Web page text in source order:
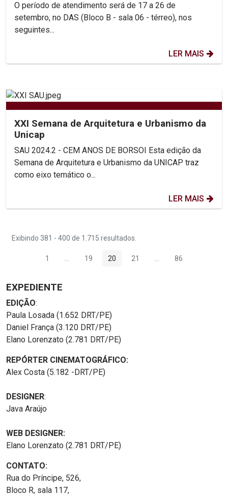
O período de atendimento será de 17 a 26 de
setembro, no DAS (Bloco B - sala 06 - térreo), nos
seguintes...
LER MAIS
XXI Semana de Arquitetura e Urbanismo da
Unicap
SAU 2024.2 - CEM ANOS DE BORSOI Esta edição da
Semana de Arquitetura e Urbanismo da UNICAP traz
como eixo temático o...
LER MAIS
Exibindo 381 - 400 de 1.715 resultados.
Página
1 Páginas intermediárias Usar ABA para navegar.
Página
19 Página
20 Página
21 PáginasPágina
86
EXPEDIENTE
EDIÇÃO:
Paula Losada (1.652 DRT/PE)
Daniel França (3.120 DRT/PE)
Elano Lorenzato (2.781 DRT/PE)
REPÓRTER CINEMATOGRÁFICO:
Alex Costa (5.182 -DRT/PE)
DESIGNER:
Java Araújo
WEB DESIGNER:
Elano Lorenzato (2.781 DRT/PE)
CONTATO:
Rua do Príncipe, 526,
Bloco R, sala 117,